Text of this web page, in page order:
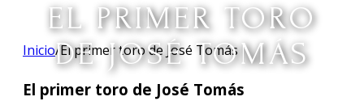
EL PRIMER TORO
DE JOSÉ TOMÁS
Inicio/El primer toro de José Tomás
El primer toro de José Tomás